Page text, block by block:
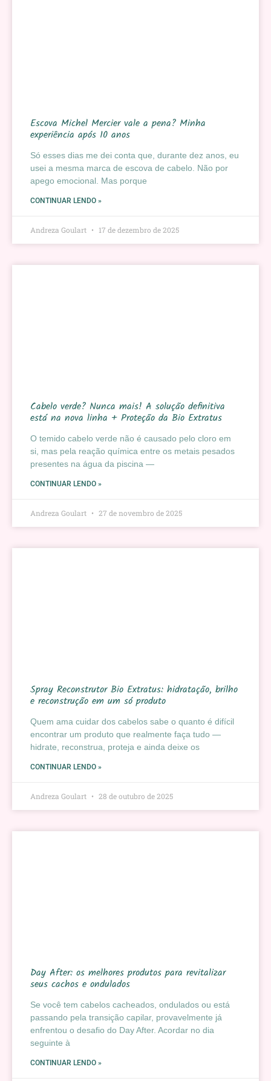
Escova Michel Mercier vale a pena? Minha
experiência após 10 anos
Só esses dias me dei conta que, durante dez anos, eu
usei a mesma marca de escova de cabelo. Não por
apego emocional. Mas porque
CONTINUAR LENDO »
Andreza Goulart 17 de dezembro de 2025
Cabelo verde? Nunca mais! A solução definitiva
está na nova linha + Proteção da Bio Extratus
O temido cabelo verde não é causado pelo cloro em
si, mas pela reação química entre os metais pesados
presentes na água da piscina —
CONTINUAR LENDO »
Andreza Goulart 27 de novembro de 2025
Spray Reconstrutor Bio Extratus: hidratação, brilho
e reconstrução em um só produto
Quem ama cuidar dos cabelos sabe o quanto é difícil
encontrar um produto que realmente faça tudo —
hidrate, reconstrua, proteja e ainda deixe os
CONTINUAR LENDO »
Andreza Goulart 28 de outubro de 2025
Day After: os melhores produtos para revitalizar
seus cachos e ondulados
Se você tem cabelos cacheados, ondulados ou está
passando pela transição capilar, provavelmente já
enfrentou o desafio do Day After. Acordar no dia
seguinte à
CONTINUAR LENDO »